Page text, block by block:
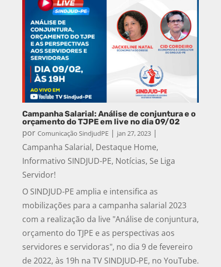
Campanha Salarial: Análise de conjuntura e o
orçamento do TJPE em live no dia 09/02
por Comunicação SindjudPE| jan 27, 2023|
Campanha Salarial, Destaque Home,
Informativo SINDJUD-PE, Notícias, Se Liga
Servidor!
O SINDJUD-PE amplia e intensifica as
mobilizações para a campanha salarial 2023
com a realização da live "Análise de conjuntura,
orçamento do TJPE e as perspectivas aos
servidores e servidoras", no dia 9 de fevereiro
de 2022, às 19h na TV SINDJUD-PE, no YouTube.